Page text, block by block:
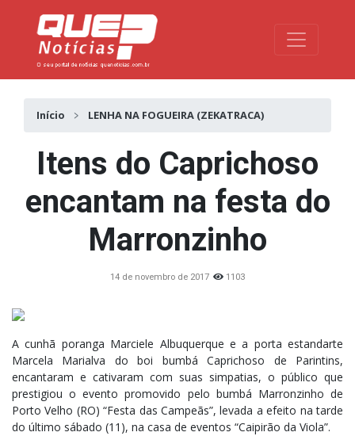
Toggle
Início LENHA NA FOGUEIRA (ZEKATRACA)
Itens do Caprichoso
encantam na festa do
Marronzinho
14 de novembro de 2017 1103
A cunhã poranga Marciele Albuquerque e a porta estandarte
Marcela Marialva do boi bumbá Caprichoso de Parintins,
encantaram e cativaram com suas simpatias, o público que
prestigiou o evento promovido pelo bumbá Marronzinho de
Porto Velho (RO) “Festa das Campeãs”, levada a efeito na tarde
do último sábado (11), na casa de eventos “Caipirão da Viola”.